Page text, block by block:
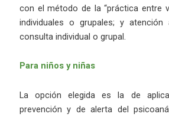
con el método de la “práctica entre
individuales o grupales; y
consulta individual o grupal.
Para niños y niñas
La opción elegida es la de
prevención y de alerta del